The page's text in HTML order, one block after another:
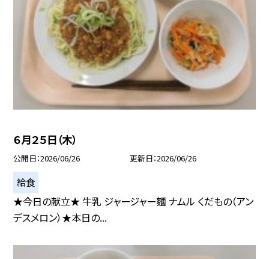
６月２５日（木）
公開日 2026/06/26 更新日 2026/06/26
給食
★今日の献立★ 牛乳 ジャージャー麵 ナムル くだもの（アン
デスメロン）★本日の...